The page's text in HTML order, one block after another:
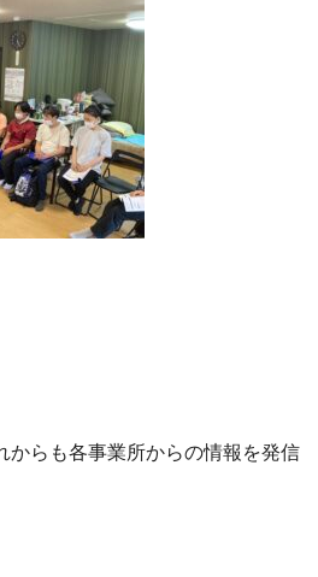
からも各事業所からの情報を発信